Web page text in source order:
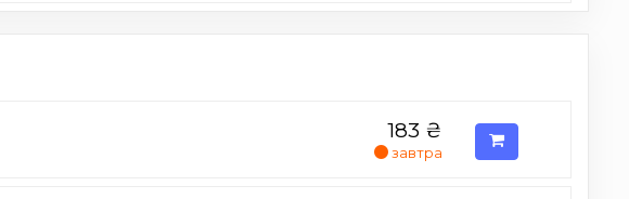
183 ₴
завтра